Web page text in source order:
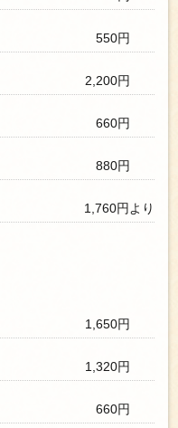
550円
2,200円
660円
880円
1,760円より
1,650円
1,320円
660円